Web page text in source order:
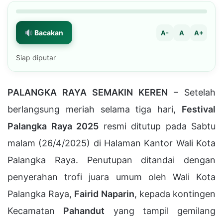
Bacakan A- A A+
Siap diputar
PALANGKA RAYA SEMAKIN KEREN – Setelah
berlangsung meriah selama tiga hari, Festival
Palangka Raya 2025 resmi ditutup pada Sabtu
malam (26/4/2025) di Halaman Kantor Wali Kota
Palangka Raya. Penutupan ditandai dengan
penyerahan trofi juara umum oleh Wali Kota
Palangka Raya, Fairid Naparin, kepada kontingen
Kecamatan Pahandut yang tampil gemilang